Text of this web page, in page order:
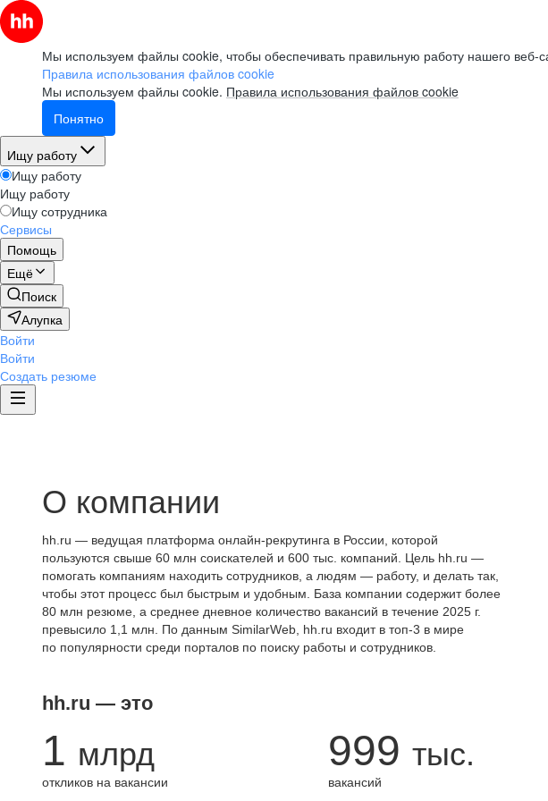
Мы используем файлы cookie, чтобы обеспечивать правильную работу нашего веб-
Правила использования файлов cookie
Мы используем файлы cookie. Правила использования файлов cookie
Понятно
Ищу работу
Ищу работу
Ищу работу
Ищу сотрудника
Сервисы
Помощь
Ещё
Поиск
Алупка
Войти
Войти
Создать резюме
О компании
hh.ru — ведущая платформа онлайн-рекрутинга в России, которой
пользуются свыше 60 млн соискателей и 600 тыс. компаний. Цель hh.ru —
помогать компаниям находить сотрудников, а людям — работу, и делать так,
чтобы этот процесс был быстрым и удобным. База компании содержит более
80 млн резюме, а среднее дневное количество вакансий в течение 2025 г.
превысило 1,1 млн. По данным SimilarWeb, hh.ru входит в топ-3 в мире
по популярности среди порталов по поиску работы и сотрудников.
hh.ru — это
1 млрд
откликов на вакансии
999 тыс.
вакансий